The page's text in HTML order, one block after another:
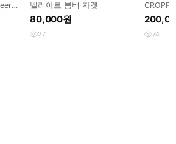
벨리아르 봄버 자켓
80,000원
27 74